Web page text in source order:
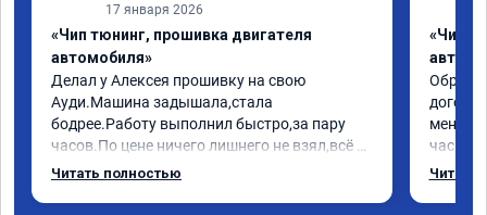
17 января 2026
«Чип тюнинг, прошивка двигателя
автомобиля»
Делал у Алексея прошивку на свою
Ауди.Машина задышала,стала
бодрее.Работу выполнил быстро,за пару
часов.По цене ничего лишнего не взял,всё
как договаривались заранее.После работы
Читать полностью
«Чип
меня
час
Арман
Читать